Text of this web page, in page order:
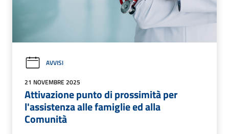
AVVISI
21 NOVEMBRE 2025
Attivazione punto di prossimità per
l'assistenza alle famiglie ed alla
Comunità